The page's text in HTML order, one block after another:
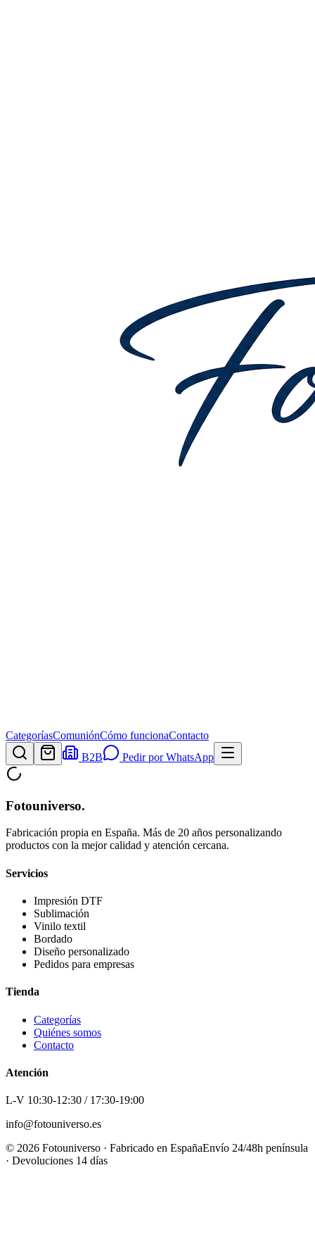
CategoríasComuniónCómo funcionaContacto
B2B
Pedir por WhatsApp
Fotouniverso.
Fabricación propia en España. Más de 20 años personalizando
productos con la mejor calidad y atención cercana.
Servicios
Impresión DTF
Sublimación
Vinilo textil
Bordado
Diseño personalizado
Pedidos para empresas
Tienda
Categorías
Quiénes somos
Contacto
Atención
L-V 10:30-12:30 / 17:30-19:00
info@fotouniverso.es
© 2026 Fotouniverso · Fabricado en EspañaEnvío 24/48h península
· Devoluciones 14 días